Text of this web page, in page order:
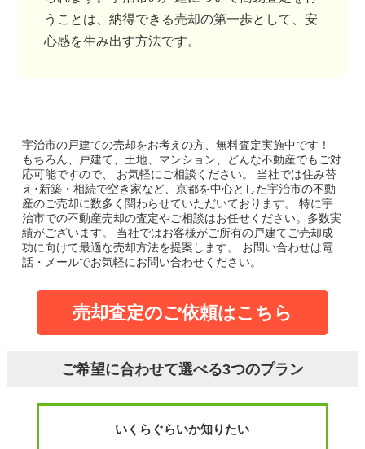
うことは、納得できる売却の第一歩として、安
心感を生み出す方法です。
宇治市の戸建ての売却をお考えの方、無料査定実施中です！
もちろん、戸建て、土地、マンション、どんな不動産でもご対
応可能ですので、 お気軽にご相談ください。
当社では住み替
え･新築・相続で空き家など、京都を中心とした宇治市の不動
産のご売却に数多く関わらせていただいております。
特に宇
治市での不動産売却の査定やご相談はお任せください。多数実
績がございます。
当社ではお客様がご所有の戸建てご売却成
功に向けて最適な売却方法を提案します。
お問い合わせは電
話・メールでお気軽にお問い合わせください。
売却査定のご依頼はこちら
ご希望に合わせて選べる3つのプラン
いくらぐらいか知りたい